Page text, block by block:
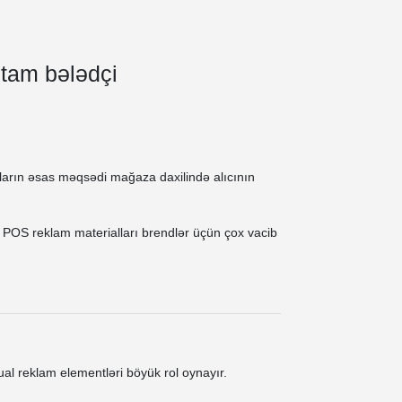
bələdçi
əsas məqsədi mağaza daxilində alıcının
reklam materialları brendlər üçün çox vacib
reklam elementləri böyük rol oynayır.